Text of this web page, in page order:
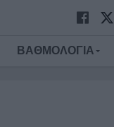
ΒΑΘΜΟΛΟΓΙΑ